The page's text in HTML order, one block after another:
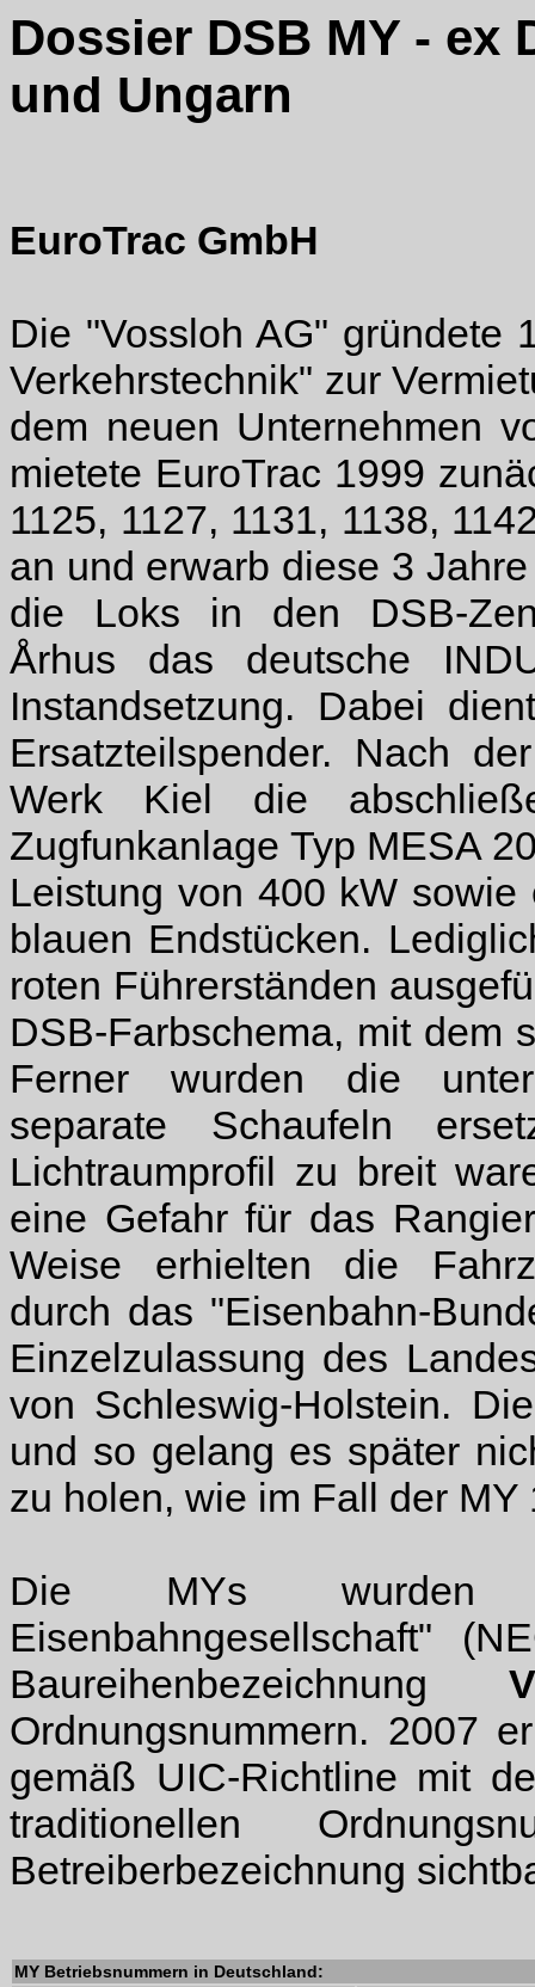
Dossier DSB MY - ex
und Ungarn
EuroTrac GmbH
Die "Vossloh AG" gründete
Verkehrstechnik" zur
dem neuen Unternehmen
mietete EuroTrac 1999
1125, 1127, 1131, 1138,
an und erwarb diese 3
die Loks in den DSB-
Århus das deutsche
Instandsetzung. Dabei
Ersatzteilspender. Nach
Werk Kiel die
Zugfunkanlage Typ MESA
Leistung von 400 kW
blauen Endstücken.
roten Führerständen
DSB-Farbschema, mit dem
Ferner wurden die
separate Schaufeln
Lichtraumprofil zu breit
eine Gefahr für das
Weise erhielten die
durch das "Eisenbahn-
Einzelzulassung des
von Schleswig-Holstein.
und so gelang es später
zu holen, wie im Fall der MY
Die MYs wurden
Eisenbahngesellschaft"
Baureihenbezeichnung
Ordnungsnummern. 2007
gemäß UIC-Richtline mit
traditionellen
Betreiberbezeichnung
MY Betriebsnummern in Deutschland: